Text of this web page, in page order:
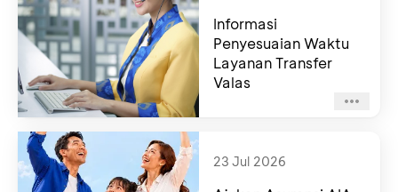
Informasi
Penyesuaian Waktu
Layanan Transfer
Valas
23 Jul 2026